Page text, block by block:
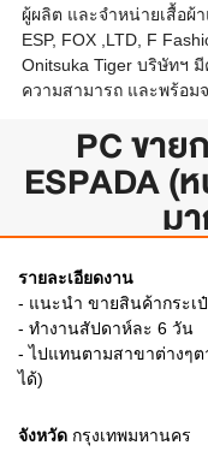
ผู้ผลิต และจำหน่ายเสื้อผ้า
ESP, FOX ,LTD, F
Onitsuka Tiger บริษัทฯ
ความสามารถ และพร้อม
PC ขาย
ESPADA (
ม
รายละเอียดงาน
- แนะนำ ขายสินค้ากระเ
- ทำงานสัปดาห์ละ 6 วัน
- ไปแทนตามสาขาต่างๆ
ได้)
จังหวัด กรุงเทพมหานคร